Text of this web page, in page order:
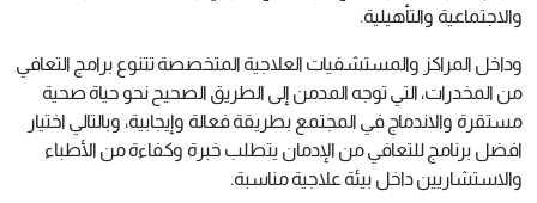
والاجتماعية والتأهيلية.
وداخل المراكز والمستشفيات العلاجية المتخصصة تتنوع برامج التعافي
من المخدرات، التي توجه المدمن إلى الطريق الصحيح نحو حياة صحية
مستقرة والاندماج في المجتمع بطريقة فعالة وإيجابية، وبالتالي اختيار
افضل برنامج للتعافي من الإدمان يتطلب خبرة وكفاءة من الأطباء
والاستشاريين داخل بيئة علاجية مناسبة.